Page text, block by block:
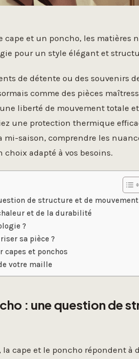
et un poncho, les matières
pour un style élégant et
de détente ou des souvenirs
comme des pièces
liberté de mouvement totale
une protection thermique
saison, comprendre les
adapté à vos besoins.
de structure et de mouvement
et de la durabilité
?
sa pièce ?
capes et ponchos
votre maille
: une question de
cape et le poncho répondent à